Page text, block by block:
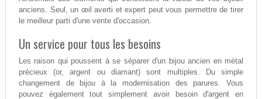
anciens. Seul, un œil averti et expert peut vous permettre de tirer
le meilleur parti d'une vente d'occasion.
Un service pour tous les besoins
Les raison qui poussent à se séparer d'un bijou ancien en métal
précieux (or, argent ou diamant) sont multiples. Du simple
changement de bijou à la modernisation des parures. Vous
pouvez également tout simplement avoir besoin d'argent en